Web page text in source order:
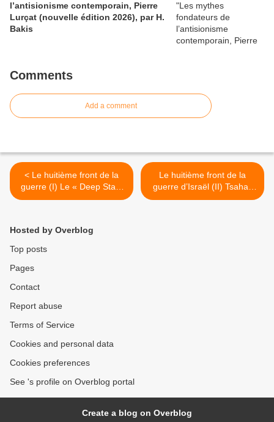
l’antisionisme contemporain, Pierre
Lurçat (nouvelle édition 2026), par H.
Bakis
Comments
Add a comment
< Le huitième front de la
guerre (I) Le « Deep State
» contre la démocratie
Le huitième front de la
guerre d’Israël (II) Tsahal:
armée du peuple ou “armée
Hosted by Overblog
Top posts
Pages
Contact
Report abuse
Terms of Service
Cookies and personal data
Cookies preferences
See 's profile on Overblog portal
Create a blog on Overblog